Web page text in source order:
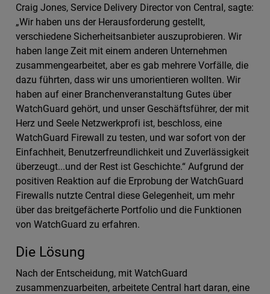
Craig Jones, Service Delivery Director von Central, sagte:
„Wir haben uns der Herausforderung gestellt,
verschiedene Sicherheitsanbieter auszuprobieren. Wir
haben lange Zeit mit einem anderen Unternehmen
zusammengearbeitet, aber es gab mehrere Vorfälle, die
dazu führten, dass wir uns umorientieren wollten. Wir
haben auf einer Branchenveranstaltung Gutes über
WatchGuard gehört, und unser Geschäftsführer, der mit
Herz und Seele Netzwerkprofi ist, beschloss, eine
WatchGuard Firewall zu testen, und war sofort von der
Einfachheit, Benutzerfreundlichkeit und Zuverlässigkeit
überzeugt...und der Rest ist Geschichte.“ Aufgrund der
positiven Reaktion auf die Erprobung der WatchGuard
Firewalls nutzte Central diese Gelegenheit, um mehr
über das breitgefächerte Portfolio und die Funktionen
von WatchGuard zu erfahren.
Die Lösung
Nach der Entscheidung, mit WatchGuard
zusammenzuarbeiten, arbeitete Central hart daran, eine